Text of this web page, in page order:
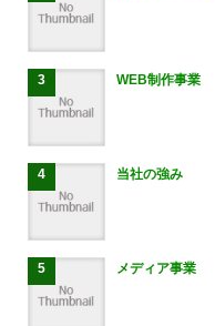
WEB制作事業
当社の強み
メディア事業